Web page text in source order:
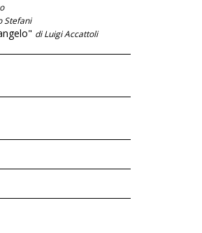
Stefani
di Luigi Accattoli